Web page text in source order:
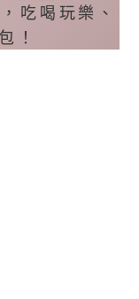
吃喝玩樂、
！